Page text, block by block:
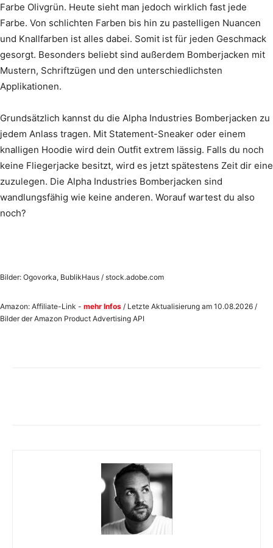
Farbe Olivgrün. Heute sieht man jedoch wirklich fast jede
Farbe. Von schlichten Farben bis hin zu pastelligen Nuancen
und Knallfarben ist alles dabei. Somit ist für jeden Geschmack
gesorgt. Besonders beliebt sind außerdem Bomberjacken mit
Mustern, Schriftzügen und den unterschiedlichsten
Applikationen.
Grundsätzlich kannst du die Alpha Industries Bomberjacken zu
jedem Anlass tragen. Mit Statement-Sneaker oder einem
knalligen Hoodie wird dein Outfit extrem lässig. Falls du noch
keine Fliegerjacke besitzt, wird es jetzt spätestens Zeit dir eine
zuzulegen. Die Alpha Industries Bomberjacken sind
wandlungsfähig wie keine anderen. Worauf wartest du also
noch?
Bilder: Ogovorka, BublikHaus / stock.adobe.com
Amazon: Affiliate-Link - mehr Infos / Letzte Aktualisierung am 10.08.2026 /
Bilder der Amazon Product Advertising API